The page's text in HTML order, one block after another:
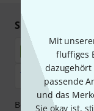
Mit
fluffiges
dazugehört
passende
und das
Sie okay ist,
Sicher
Bezahlen Sie